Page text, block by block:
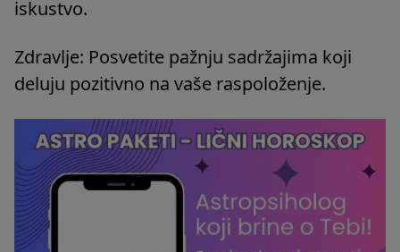
iskustvo.
Zdravlje: Posvetite pažnju sadržajima koji
deluju pozitivno na vaše raspoloženje.